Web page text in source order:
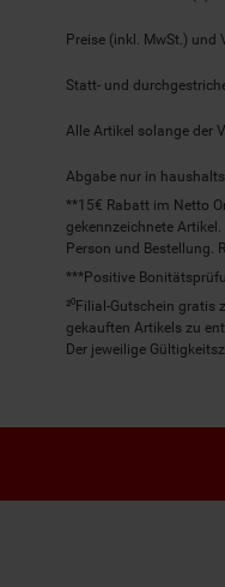
Preise (inkl. MwSt.) und
Statt- und
Alle Artikel solange der
Abgabe nur in
**15€ Rabatt im Netto
gekennzeichnete
Person und Bestellung.
***Positive
²⁰Filial-Gutschein
gekauften Artikels zu
Der jeweilige